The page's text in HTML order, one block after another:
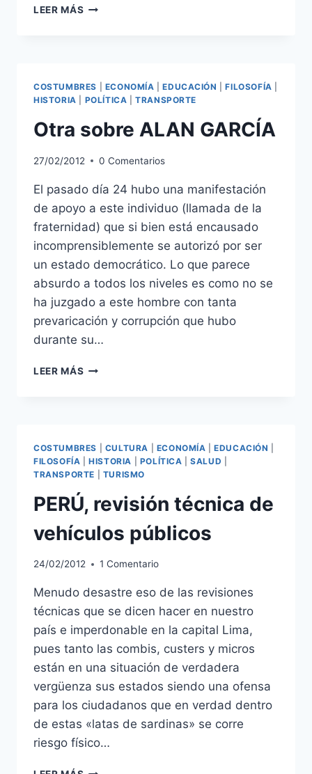
LEER MÁS HONESTIDAD,
COSTUMBRES ECONOMÍA |EDUCACIÓN |FILOSOFÍA
HISTORIA
POLÍTICA |TRANSPORTE
Otra sobre ALAN GARCÍA
27/02/2012 0 Comentarios
El pasado día 24 hubo una manifestación
de apoyo a este individuo (llamada de la
fraternidad) que si bien está encausado
incomprensiblemente se autorizó por ser
un estado democrático. Lo que parece
absurdo a todos los niveles es como no se
ha juzgado a este hombre con tanta
prevaricación y corrupción que hubo
durante su…
LEER MÁS OTRA
COSTUMBRES CULTURA ECONOMÍA |EDUCACIÓN
FILOSOFÍA |HISTORIA POLÍTICA |SALUD
TRANSPORTE
TURISMO
PERÚ, revisión técnica de
vehículos públicos
24/02/2012 1 Comentario
Menudo desastre eso de las revisiones
técnicas que se dicen hacer en nuestro
país e imperdonable en la capital Lima,
pues tanto las combis, custers y micros
están en una situación de verdadera
vergüenza sus estados siendo una ofensa
para los ciudadanos que en verdad dentro
de estas «latas de sardinas» se corre
riesgo físico…
PERÚ,